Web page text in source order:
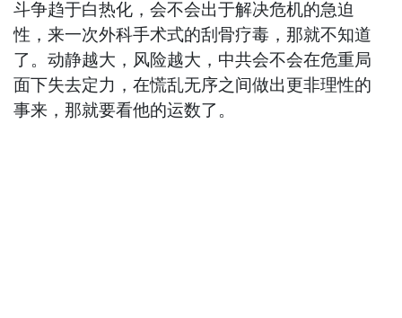
斗争趋于白热化，会不会出于解决危机的急迫
性，来一次外科手术式的刮骨疗毒，那就不知道
了。动静越大，风险越大，中共会不会在危重局
面下失去定力，在慌乱无序之间做出更非理性的
事来，那就要看他的运数了。